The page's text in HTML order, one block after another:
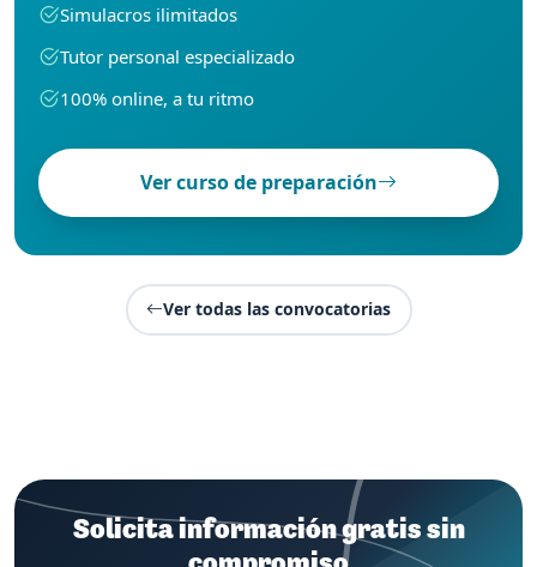
Simulacros ilimitados
Tutor personal especializado
100% online, a tu ritmo
Ver curso de preparación
Ver todas las convocatorias
Solicita información gratis sin